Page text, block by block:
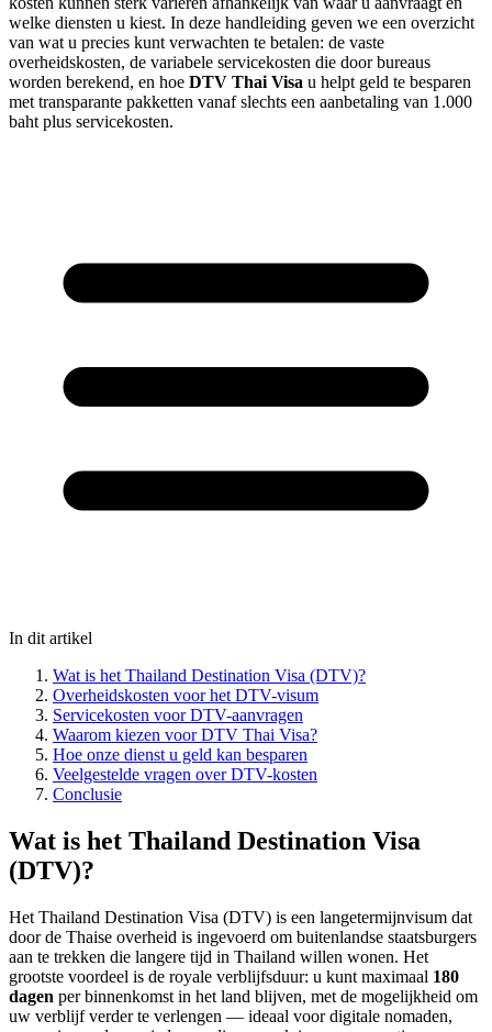
welke diensten u kiest. In deze handleiding geven we een overzicht
van wat u precies kunt verwachten te betalen: de vaste
overheidskosten, de variabele servicekosten die door bureaus
worden berekend, en hoe DTV Thai Visa u helpt geld te besparen
met transparante pakketten vanaf slechts een aanbetaling van 1.000
baht plus servicekosten.
In dit artikel
Wat is het Thailand Destination Visa (DTV)?
Overheidskosten voor het DTV-visum
Servicekosten voor DTV-aanvragen
Waarom kiezen voor DTV Thai Visa?
Hoe onze dienst u geld kan besparen
Veelgestelde vragen over DTV-kosten
Conclusie
Wat is het Thailand Destination Visa
(DTV)?
Het Thailand Destination Visa (DTV) is een langetermijnvisum dat
door de Thaise overheid is ingevoerd om buitenlandse staatsburgers
aan te trekken die langere tijd in Thailand willen wonen. Het
grootste voordeel is de royale verblijfsduur: u kunt maximaal 180
dagen per binnenkomst in het land blijven, met de mogelijkheid om
uw verblijf verder te verlengen — ideaal voor digitale nomaden,